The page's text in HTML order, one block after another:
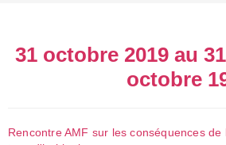
31 octobre 2019 au 31
octobre
Rencontre AMF sur les conséquences de